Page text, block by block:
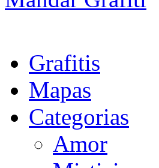
Grafitis
Mapas
Categorias
Amor